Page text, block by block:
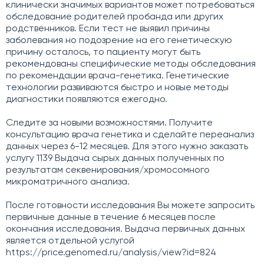
клинически значимых вариантов может потребоваться
обследование родителей пробанда или других
родственников. Если тест не выявил причины
заболевания но подозрение на его генетическую
причину осталось, то пациенту могут быть
рекомендованы специфические методы обследования
по рекомендации врача-генетика. Генетические
технологии развиваются быстро и новые методы
диагностики появляются ежегодно.
Следите за новыми возможностями. Получите
консультацию врача генетика и сделайте переанализ
данных через 6-12 месяцев. Для этого нужно заказать
услугу 1139 Выдача сырых данных полученных по
результатам секвенирования/хромосомного
микроматричного анализа.
После готовности исследования Вы можете запросить
первичные данные в течение 6 месяцев после
окончания исследования. Выдача первичных данных
является отдельной услугой
https://price.genomed.ru/analysis/view?id=824